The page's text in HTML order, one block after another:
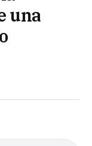
una